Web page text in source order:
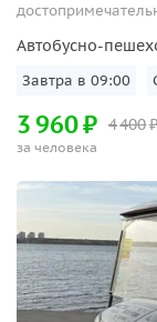
Автобусно-
Завтра в 09:00
4400₽
3960₽
за человека